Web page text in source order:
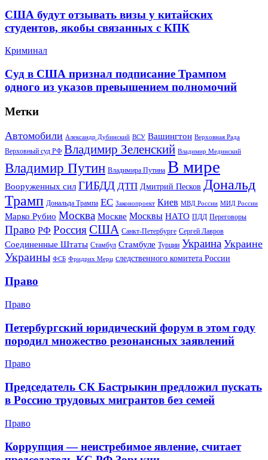
США будут отзывать визы у китайских
студентов, якобы связанных с КПК
Криминал
Суд в США признал подписание Трампом
одного из указов превышением полномочий
Метки
Автомобили Александр Дубинский ВСУ Вашингтон Верховная Рада
Верховный суд РФ Владимир Зеленский Владимир Мединский
Владимир Путин Владимира Путина В мире
Вооруженных сил ГИБДД ДТП Дмитрий Песков Дональд
Трамп Дональда Трампа ЕС Законопроект Киев МВД России МИД России
Марко Рубио Москва Москве Москвы НАТО ПДД Переговоры
Право РФ РоссияСША Санкт-Петербурге Сергей Лавров
Соединенные Штаты Стамбул Стамбуле Турции Украина Украине
Украины ФСБ Фридрих Мерц следственного комитета России
Право
Право
Петербургский юридический форум в этом году
породил множество резонансных заявлений
Право
Председатель СК Бастрыкин предложил пускать
в Россию трудовых мигрантов без семей
Право
Коррупция — неистребимое явление, считает